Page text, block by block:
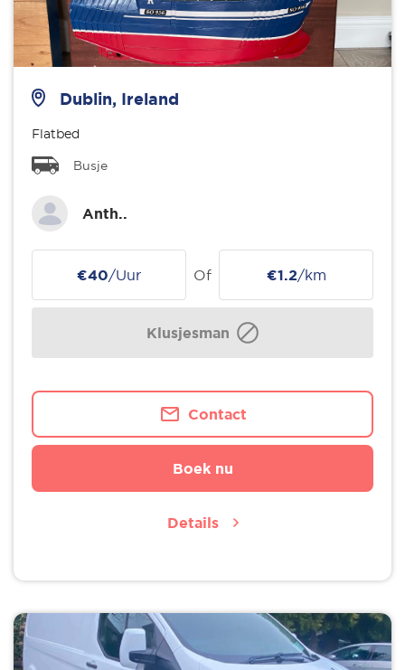
Dublin, Ireland
Flatbed
Busje
Anth..
€40/Uur Of €1.2/km
Klusjesman
Contact
Boek nu
Details